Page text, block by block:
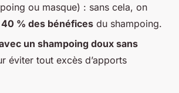
ou masque) : sans cela, on
40 % des bénéfices du shampoing.
un shampoing doux sans
éviter tout excès d’apports